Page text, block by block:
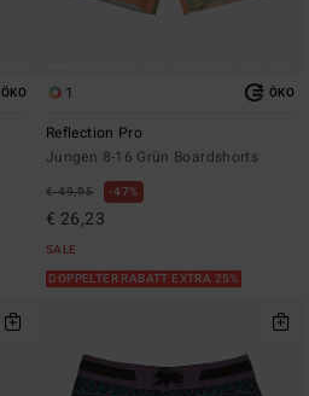
ÖKO 1 ÖKO
Reflection Pro
Jungen 8-16 Grün Boardshorts
€ 49,95 47%
€ 26,23
SALE
DOPPELTER RABATT EXTRA 25%